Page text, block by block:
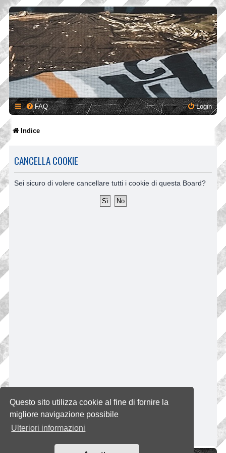
Questo sito utilizza cookie al fine di fornire la
migliore navigazione possibile
Ulteriori informazioni
FAQ Login
Indice
CANCELLA COOKIE
Sei sicuro di volere cancellare tutti i cookie di questa Board?